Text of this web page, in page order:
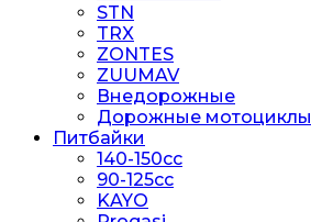
STN
TRX
ZONTES
ZUUMAV
Внедорожные
Дорожные мотоциклы
Питбайки
140-150сс
90-125cc
KAYO